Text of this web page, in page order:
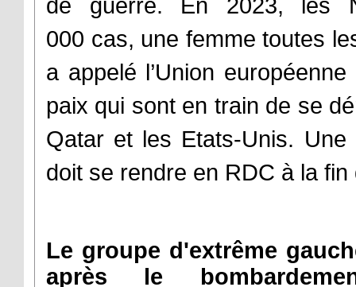
de guerre. En 2023, les
000 cas, une femme toutes
a appelé l’Union
paix qui sont en train de se
Qatar et les Etats-Unis.
doit se rendre en RDC à la
Le groupe d'extrême
après le